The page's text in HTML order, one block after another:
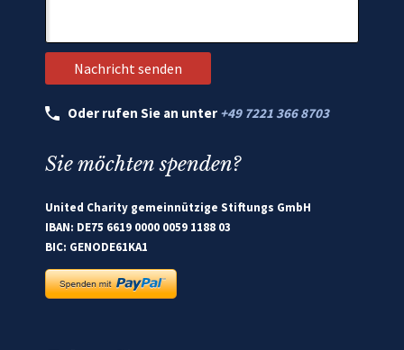
Oder rufen Sie an unter +49 7221 366 8703
Sie möchten spenden?
United Charity gemeinnützige Stiftungs GmbH
IBAN: DE75 6619 0000 0059 1188 03
BIC: GENODE61KA1